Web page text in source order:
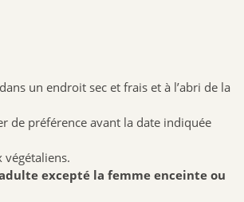
un endroit sec et frais et à l’abri de la
de préférence avant la date indiquée
végétaliens.
excepté la femme enceinte ou